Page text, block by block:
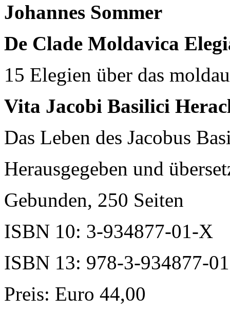
Johannes Sommer
De Clade Moldavica
15 Elegien über das
Vita Jacobi Basilici
Das Leben des Jacobus
Herausgegeben und
Gebunden, 250 Seiten
ISBN 10: 3-934877-01-X
ISBN 13: 978-3-934877-
Preis: Euro 44,00